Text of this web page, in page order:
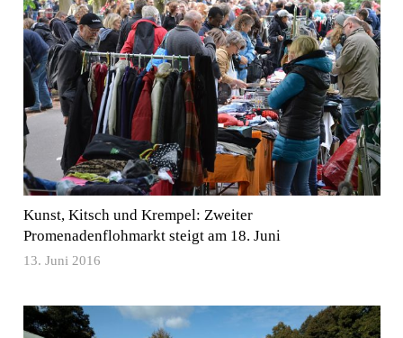
Kunst, Kitsch und Krempel: Zweiter
Promenadenflohmarkt steigt am 18. Juni
13. Juni 2016